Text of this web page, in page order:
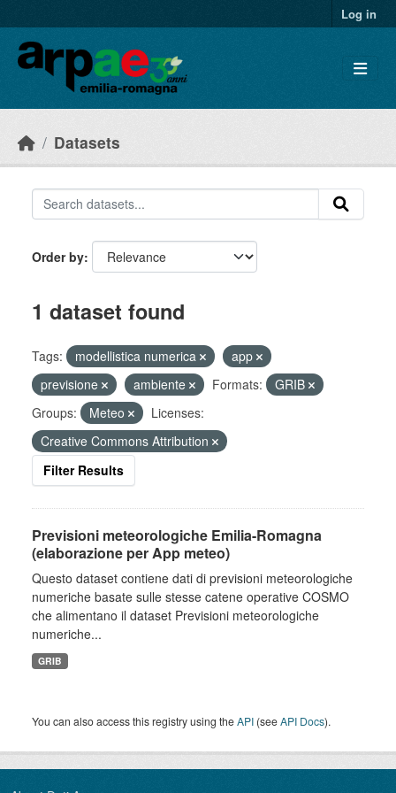
Log in
Datasets
Order by
1 dataset found
Tags: modellistica numerica
app
previsione
ambiente Formats:
GRIB
Groups:
Meteo
Licenses:
Creative Commons Attribution
Filter Results
Previsioni meteorologiche Emilia-Romagna
(elaborazione per App meteo)
Questo dataset contiene dati di previsioni meteorologiche
numeriche basate sulle stesse catene operative COSMO
che alimentano il dataset Previsioni meteorologiche
numeriche...
GRIB
You can also access this registry using theAPI (seeAPI Docs).